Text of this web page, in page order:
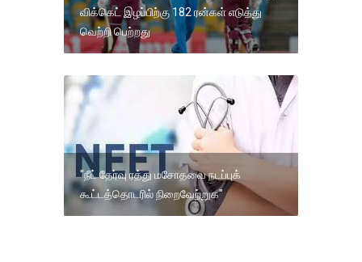
விக்கெட் இழப்பிற்கு 182 ரன்கள் எடுத்து
வெற்றி பெற்றது
"நீட் தேர்வு ரத்து மசோதவை நடப்புக்
கூட்டத்தொடரில் நிறைவேற்றுக"